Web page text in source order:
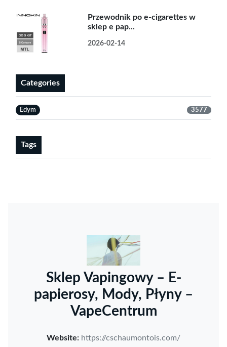
Przewodnik po e-cigarettes w
sklep e pap...
2026-02-14
Categories
Edym 3577
Tags
Sklep Vapingowy – E-
papierosy, Mody, Płyny –
VapeCentrum
Website: https://cschaumontois.com/